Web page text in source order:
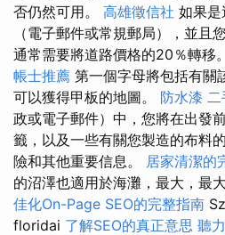
否仍然可用。 高雄徵信社 如果
（電子郵件或常規郵局），並且
通常需要將道路價格的20％轉移。
帳士推薦 第一個字母將包括有關
可以獲得甲板的地圖。 防水漆 二
政或電子郵件）中，您將在出發
籤，以及一些有關您製造的布料
險和其他重要信息。 居家清潔的
的沼澤也適用於海灘，最大，最
佳化On-Page SEO的完整指南
floridai 了解SEO的真正意思 聽